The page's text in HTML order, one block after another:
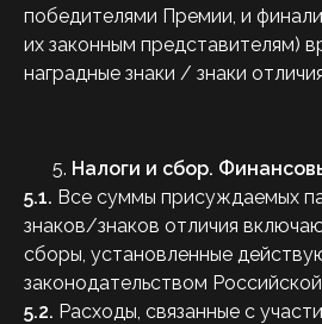
победителями Премии, и
их законным представителям)
наградные знаки / знаки
Налоги и сбор.
5.1. Все суммы присуждаемых
знаков/знаков отличия
сборы, установленные
законодательством
5.2. Расходы, связанные с